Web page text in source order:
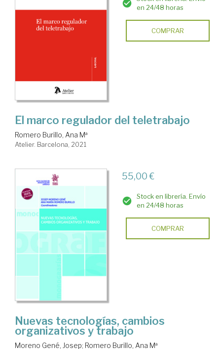
en 24/48 horas
COMPRAR
El marco regulador del teletrabajo
Romero Burillo, Ana Mª
Atelier. Barcelona, 2021
55,00 €
Stock en librería. Envío
en 24/48 horas
COMPRAR
Nuevas tecnologías, cambios
organizativos y trabajo
Moreno Gené, Josep; Romero Burillo, Ana Mª